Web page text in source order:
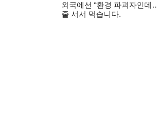
외국에선 “환경 파괴자인데
줄 서서 먹습니다.